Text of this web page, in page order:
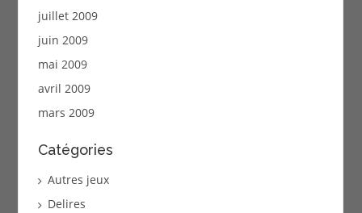
juillet 2009
juin 2009
mai 2009
avril 2009
mars 2009
Catégories
Autres jeux
Delires